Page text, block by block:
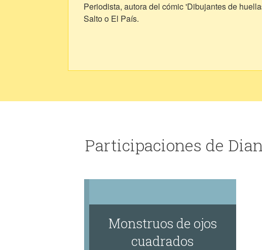
Periodista, autora del cómic 'Dibujantes de
Salto o El País.
Participaciones de
Monstruos de ojos
cuadrados